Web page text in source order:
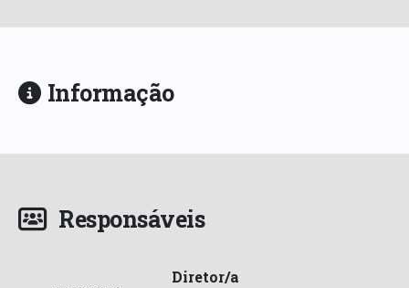
Informação
Responsáveis
Diretor/a